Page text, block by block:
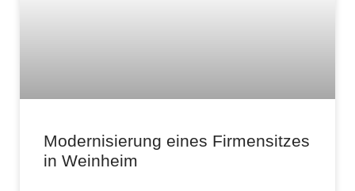
Modernisierung eines Firmensitzes
in Weinheim